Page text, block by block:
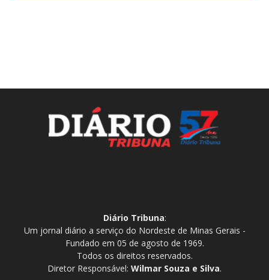
Diário Tribuna:
Um jornal diário a serviço do Nordeste de Minas Gerais -
Fundado em 05 de agosto de 1969.
Todos os direitos reservados.
Diretor Responsável: Wilmar Souza e Silva.